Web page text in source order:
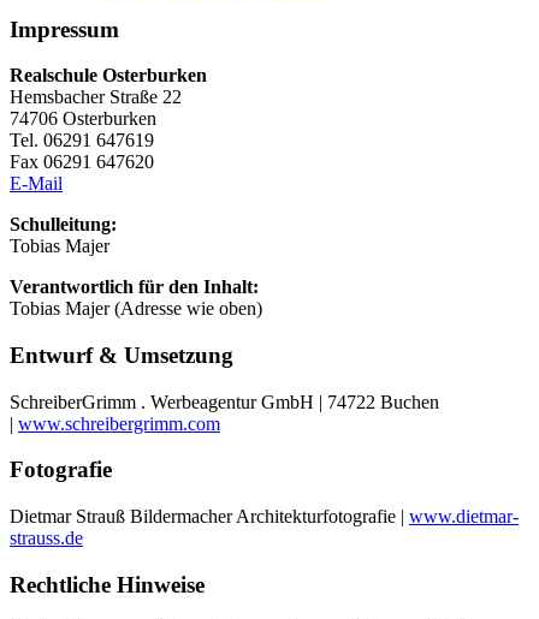
Impressum
Realschule Osterburken
Hemsbacher Straße 22
74706 Osterburken
Tel. 06291 647619
Fax 06291 647620
E-Mail
Schulleitung:
Tobias Majer
Verantwortlich für den Inhalt:
Tobias Majer (Adresse wie oben)
Entwurf & Umsetzung
SchreiberGrimm . Werbeagentur GmbH | 74722 Buchen
| www.schreibergrimm.com
Fotografie
Dietmar Strauß Bildermacher Architekturfotografie | www.dietmar-
strauss.de
Rechtliche Hinweise